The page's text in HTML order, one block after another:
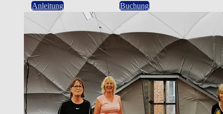
Anleitung Buchung